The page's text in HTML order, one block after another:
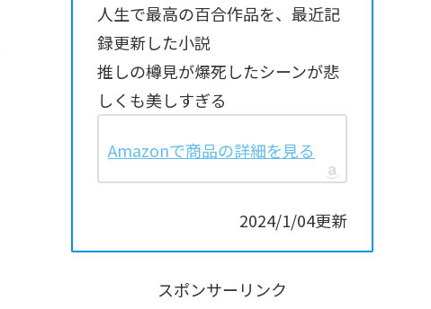
人生で最高の百合作品を、最近記
録更新した小説
推しの樽見が爆死したシーンが悲
しくも美しすぎる
Amazonで商品の詳細を見る
2024/1/04更新
スポンサーリンク